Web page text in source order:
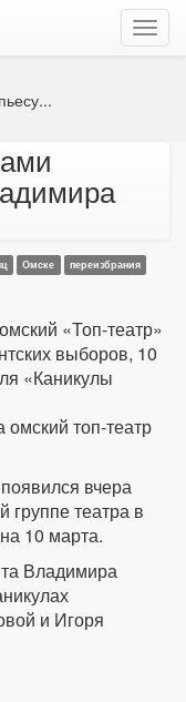
Омске переизбрания
«Топ-театр»
выборов, 10
«Каникулы
омский топ-театр
вчера
театра в
10 марта.
Владимира
и Игоря